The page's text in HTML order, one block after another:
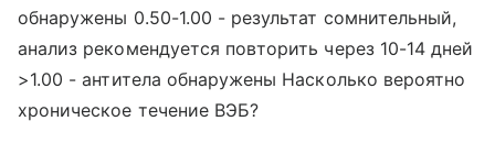
обнаружены 0.50-1.00 - результат сомнительный,
анализ рекомендуется повторить через 10-14 дней
>1.00 - антитела обнаружены Насколько вероятно
хроническое течение ВЭБ?